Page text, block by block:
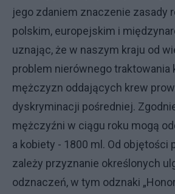
jego zdaniem znaczenie zasady
polskim, europejskim i
uznając, że w naszym kraju od
problem nierównego traktowania
mężczyzn oddających krew
dyskryminacji pośredniej.
mężczyźni w ciągu roku mogą
a kobiety - 1800 ml. Od objętości
zależy przyznanie określonych
odznaczeń, w tym odznaki